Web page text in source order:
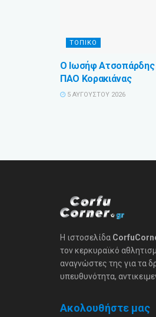
ΤΟΠΙΚΟ
Ο Ιωσήφ Ατσοπάρδης
ΠΑΟ Κορακιάνας
5 ΑΥΓΟΎΣΤΟΥ 2026
Η ιστοσελίδα
τον κερκυραϊκό
αναγνώστες της για τα
υπευθυνότητα,
Ακολουθήστε μας